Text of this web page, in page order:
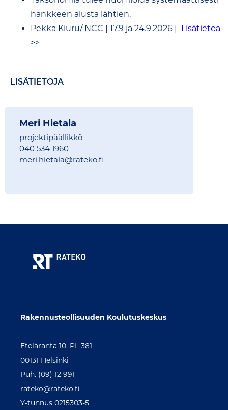
hankkeen alusta lähtien.
Pekka Kiuru/ NCC | 17.9 ja 24.9.2026 | Lisätietoa
>>
LISÄTIETOJA
Meri Hietala
projektipäällikkö
040 534 1960
meri.hietala@rateko.fi
Rakennusteollisuuden Koulutuskeskus
Eteläranta 10, PL 381
00131 Helsinki
Puh. (09) 12 991
rateko@rateko.fi
Y-tunnus 0215303-5